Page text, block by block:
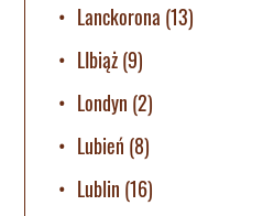
Lanckorona (13)
LIbiąż(9)
Londyn (2)
Lubień (8)
Lublin (16)